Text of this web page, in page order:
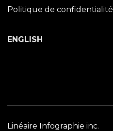
Politique de confidentialité
ENGLISH
Linéaire Infographie inc.